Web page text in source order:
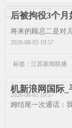
2026-08-05 19:57
2026-08-05 19:57
后被拘役3个
将来的顾忌二是对
标签：江苏新闻联播
机新浪网国际_
姆结尾一次通话：